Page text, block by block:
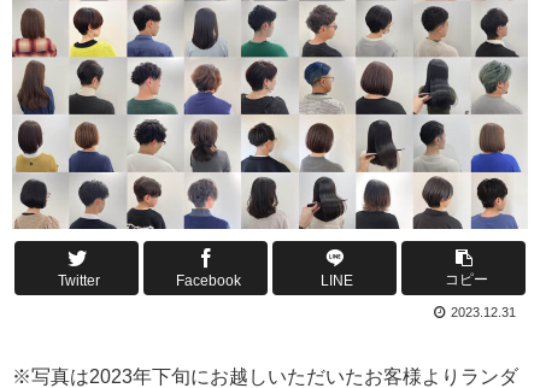
Twitter Facebook LINE コピー
2023.12.31
※写真は2023年下旬にお越しいただいたお客様よりランダ